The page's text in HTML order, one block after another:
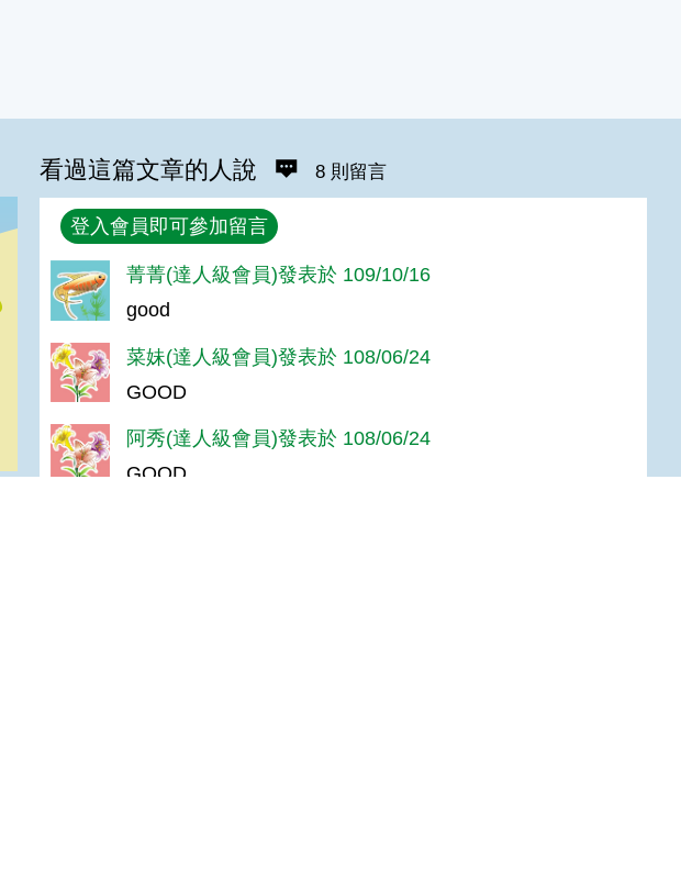
看過這篇文章的人說 8 則留言
回覆
登入會員即可參加留言
菁菁(達人級會員)發表於 109/10/16
good
菜妹(達人級會員)發表於 108/06/24
GOOD
阿秀(達人級會員)發表於 108/06/24
GOOD